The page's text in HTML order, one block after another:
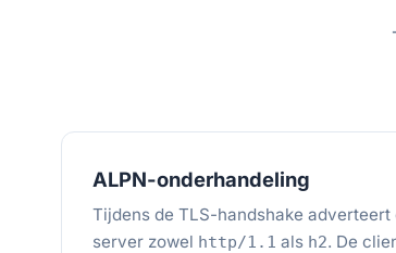
ALPN-onderhandeling
Tijdens de TLS-handshake adverteert
server zowel http/1.1 als h2. De